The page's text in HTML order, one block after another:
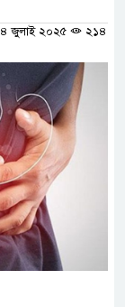
৪ জুলাই ২০২৫
২১৪